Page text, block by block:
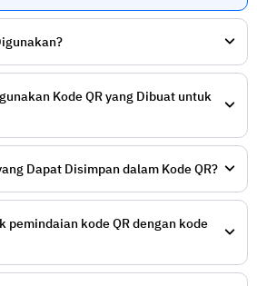
Kode QR yang Dibuat untuk
Dapat Disimpan dalam Kode QR?
pemindaian kode QR dengan kode